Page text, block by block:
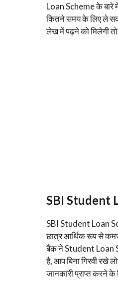
Loan Scheme के बारे
कितने समय के लिए ले
लेख में पढ़ने को मिलेगी
SBI Student
SBI Student Loan
छात्र आर्थिक रूप से
बैंक ने Student Loan
है, आप बिना गिरवी रखे
जानकारी प्राप्त करने